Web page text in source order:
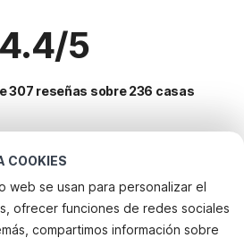
COOKIES
web se usan para personalizar el
ofrecer funciones de redes sociales
compartimos información sobre
4.4/5
307 reseñas sobre 236 casas
para vacaciones
servicios para vacaciones
familias con niños cerbaia